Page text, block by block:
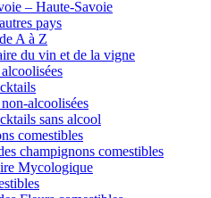
– Haute-Savoie
pays
A à Z
du vin et de la vigne
alcoolisées
sans alcool
comestibles
champignons comestibles
Mycologique